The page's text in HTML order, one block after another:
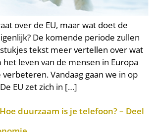
over de EU, maar wat doet de
De komende periode zullen
tekst meer vertellen over wat
leven van de mensen in Europa
Vandaag gaan we in op
EU zet zich in […]
duurzaam is je telefoon? – Deel